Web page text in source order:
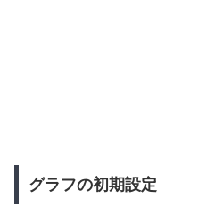
グラフの初期設定